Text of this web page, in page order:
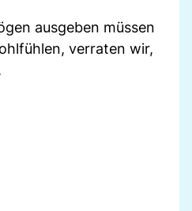
ausgeben müssen
verraten wir,